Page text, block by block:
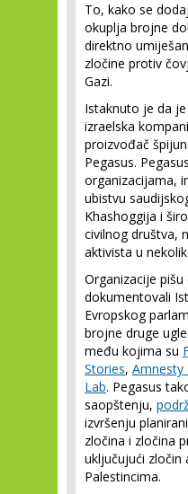
To, kako se
okuplja brojne
direktno
zločine protiv
Gazi.
Istaknuto je da
izraelska
proizvođač
Pegasus.
organizacijama,
ubistvu
Khashoggija i
civilnog društva,
aktivista u
Organizacije pišu
dokumentovali
Evropskog
brojne druge
među kojima su
Stories, Amnesty
Lab. Pegasus
saopštenju,
izvršenju
zločina i zločina
uključujući zločin
Palestincima.